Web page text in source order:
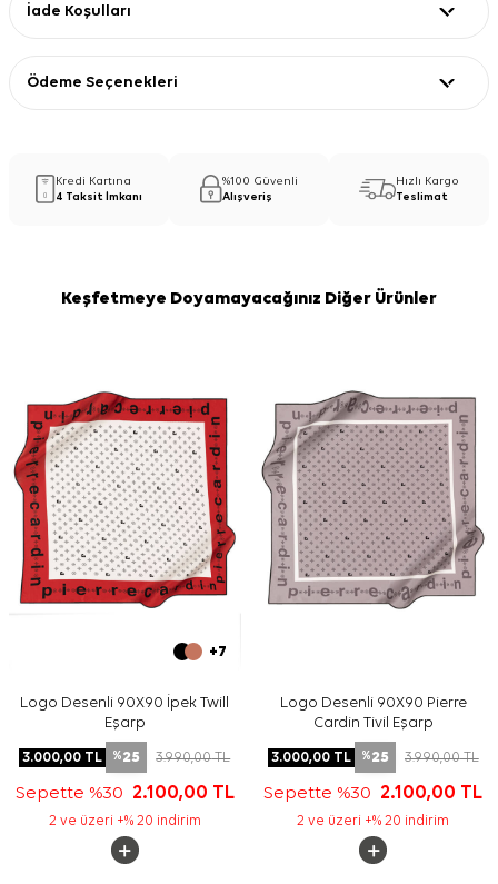
İade Koşulları
Ödeme Seçenekleri
Kredi Kartına
4 Taksit İmkanı
%100 Güvenli
Alışveriş
Hızlı Kargo
Teslimat
Keşfetmeye Doyamayacağınız Diğer Ürünler
+7
Logo Desenli 90X90 İpek Twill
Eşarp
3.000,00 TL %25 3.990,00TL
Sepette %30 2.100,00 TL
2 ve üzeri +% 20 indirim
Logo Desenli 90X90 Pierre
Cardin Tivil Eşarp
3.000,00TL %25 3.990,00TL
Sepette %30 2.100,00 TL
2 ve üzeri +% 20 indirim